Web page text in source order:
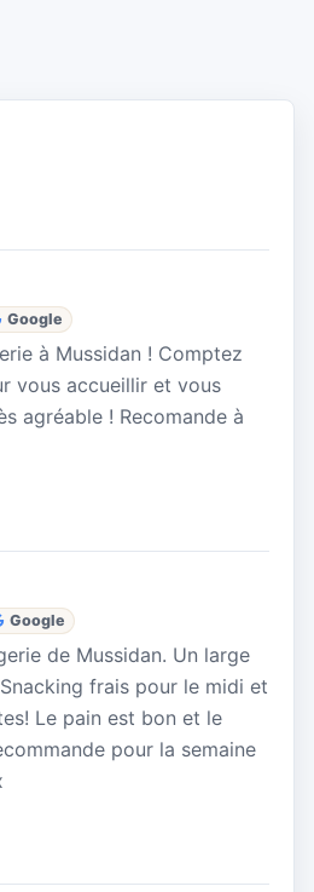
Google
à Mussidan ! Comptez
vous accueillir et vous
agréable ! Recomande à
Google
de Mussidan. Un large
frais pour le midi et
Le pain est bon et le
pour la semaine